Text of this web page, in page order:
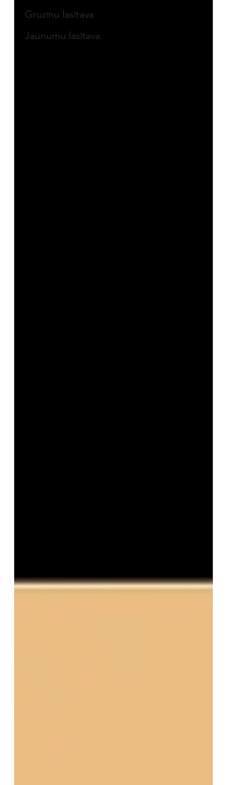
Gruzīnu lasītava
Jaunumu lasītava